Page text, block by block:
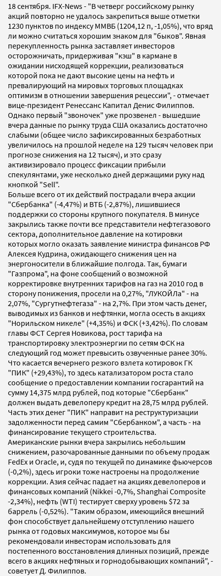
18 сентября. IFX-News - "В четверг российскому рынку
акций повторно не удалось закрепиться выше отметки
1230 пунктов по индексу ММВБ (1204,12 п, -1,05%), что вряд
ли можно считаться хорошим знаком для "быков". Явная
перекупленность рынка заставляет инвесторов
осторожничать, придерживая "кэш" в кармане в
ожидании нисходящей коррекции, реализоваться
которой пока не дают высокие цены на нефть и
превалирующий на мировых торговых площадках
оптимизм в отношении завершения рецессии", - отмечает
вице-президент Ренессанс Капитал Денис Филиппов.
Однако первый "звоночек" уже прозвенел - вышедшие
вчера данные по рынку труда США оказались достаточно
слабыми (общее число зафиксированных безработных
увеличилось на прошлой неделе на 129 тысяч человек при
прогнозе снижения на 12 тысяч), и это сразу
активизировало процесс фиксации прибыли
спекулянтами, уже несколько дней держащими руку над
кнопкой "Sell".
Больше всего от их действий пострадали вчера акции
"Сбербанка" (-4,47%) и ВТБ (-2,87%), лишившиеся
поддержки со стороны крупного покупателя. В минусе
закрылись также почти все представители нефтегазового
сектора, дополнительное давление на котировки
которых могло оказать заявление министра финансов РФ
Алексея Кудрина, ожидающего снижения цен на
энергоносители в ближайшие полгода. Так, бумаги
"Газпрома", на фоне сообщений о возможной
корректировке внутренних тарифов на газ на 2010 год в
сторону понижения, просели на 0,27%, "ЛУКОЙЛа" - на
2,07%, "Сургутнефтегаза" - на 2,7%. При этом часть денег,
выводимых из банков и нефтянки, могла осесть в акциях
"Норильском никеле" (+4,35%) и ФСК (+3,42%). По словам
главы ФСТ Сергея Новикова, рост тарифа на
транспортировку электроэнергии по сетям ФСК на
следующий год может превысить озвученные ранее 30%.
Что касается вечернего резкого взлета котировок ГК
"ПИК" (+29,43%), то здесь катализатором роста стало
сообщение о предоставлении компании госгарантий на
сумму 14,375 млрд рублей, под которые "Сбербанк"
должен выдать девелоперу кредит на 28,75 млрд рублей.
Часть этих денег "ПИК" направит на реструктуризации
задолженности перед самим "Сбербанком", а часть - на
финансирование текущего строительства.
Американские рынки вчера закрылись небольшим
снижением, разочарованные данными по объему продаж
FedEx и Oracle, и, судя по текущей по динамике фьючерсов
(-0,2%), здесь игроки тоже настроены на продолжение
коррекции. Азия сейчас падает на акциях девелоперов и
финансовых компаний (Nikkei -0,7%, Shanghai Composite
-2,34%), нефть (WTI) тестирует сверху уровень $72 за
баррель (-0,52%). "Таким образом, имеющийся внешний
фон способствует дальнейшему отступлению нашего
рынка от годовых максимумов, которое мы бы
рекомендовали инвесторам использовать для
постепенного восстановления длинных позиций, прежде
всего в акциях нефтяных и горнодобывающих компаний", -
советует Д. Филиппов.